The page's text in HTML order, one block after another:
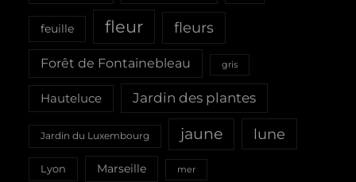
feuille fleur fleurs
Forêt de Fontainebleau gris
Hauteluce Jardin des plantes
Jardin du Luxembourg jaune lune
Lyon Marseille mer